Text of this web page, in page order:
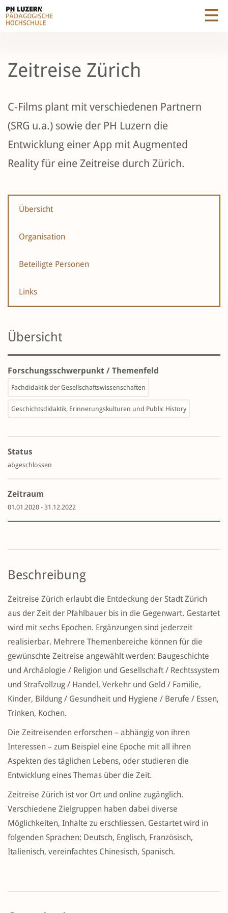
Zeitreise Zürich
C-Films plant mit verschiedenen Partnern
(SRG u.a.) sowie der PH Luzern die
Entwicklung einer App mit Augmented
Reality für eine Zeitreise durch Zürich.
Übersicht
Organisation
Beteiligte Personen
Links
Übersicht
Forschungsschwerpunkt / Themenfeld
Fachdidaktik der Gesellschaftswissenschaften
Geschichtsdidaktik, Erinnerungskulturen und Public History
Status
abgeschlossen
Zeitraum
01.01.2020 - 31.12.2022
Beschreibung
Zeitreise Zürich erlaubt die Entdeckung der Stadt Zürich
aus der Zeit der Pfahlbauer bis in die Gegenwart. Gestartet
wird mit sechs Epochen. Ergänzungen sind jederzeit
realisierbar. Mehrere Themenbereiche können für die
gewünschte Zeitreise angewählt werden: Baugeschichte
und Archäologie / Religion und Gesellschaft / Rechtssystem
und Strafvollzug / Handel, Verkehr und Geld / Familie,
Kinder, Bildung / Gesundheit und Hygiene / Berufe / Essen,
Trinken, Kochen.
Die Zeitreisenden erforschen – abhängig von ihren
Interessen – zum Beispiel eine Epoche mit all ihren
Aspekten des täglichen Lebens, oder studieren die
Entwicklung eines Themas über die Zeit.
Zeitreise Zürich ist vor Ort und online zugänglich.
Verschiedene Zielgruppen haben dabei diverse
Möglichkeiten, Inhalte zu erschliessen. Gestartet wird in
folgenden Sprachen: Deutsch, Englisch, Französisch,
Italienisch, vereinfachtes Chinesisch, Spanisch.